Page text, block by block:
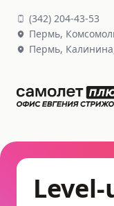
(342) 204-43-53
Пермь,
Пермь,